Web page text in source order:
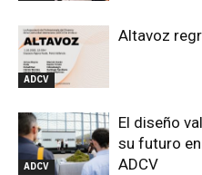
ADCV
Altavoz
ADCV
El diseño
su futuro
ADCV